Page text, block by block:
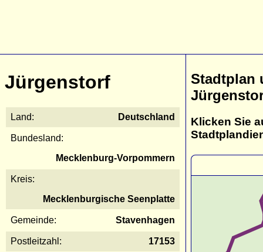
Jürgenstorf
Land: Deutschland
Bundesland:
Mecklenburg-Vorpommern
Kreis:
Mecklenburgische Seenplatte
Gemeinde: Stavenhagen
Postleitzahl: 17153
Stadtplan
Klicken Sie